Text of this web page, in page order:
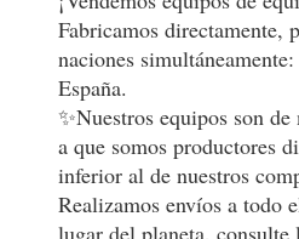
Fabricamos directamente,
naciones
España.
✨Nuestros equipos son
a que somos productores
inferior al de nuestros
Realizamos envíos a todo
lugar del planeta, consulte